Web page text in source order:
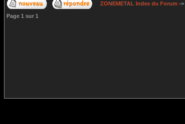
ZONEMETAL Index du Forum ->
Page 1 sur 1